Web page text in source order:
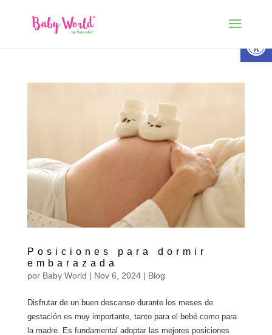
Posiciones para dormir
embarazada
por Baby World | Nov 6, 2024| Blog
Disfrutar de un buen descanso durante los meses de
gestación es muy importante, tanto para el bebé como para
la madre. Es fundamental adoptar las mejores posiciones